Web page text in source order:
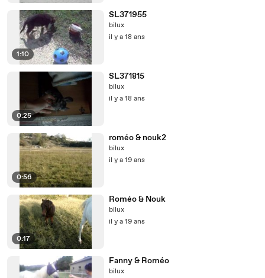
1:10
SL371955
bilux
il y a 18 ans
0:25
SL371815
bilux
il y a 18 ans
0:56
roméo & nouk2
bilux
il y a 19 ans
0:17
Roméo & Nouk
bilux
il y a 19 ans
Fanny & Roméo
bilux